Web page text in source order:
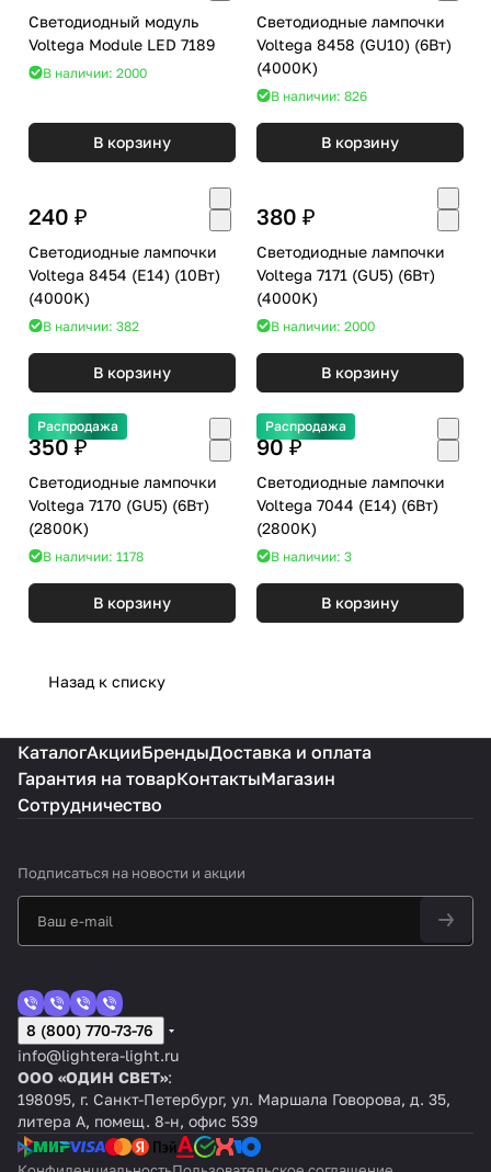
Светодиодный модуль
Voltega Module LED 7189
В наличии: 2000
В корзину
Светодиодные лампочки
Voltega 8458 (GU10) (6Вт)
(4000K)
В наличии: 826
В корзину
240 ₽
Светодиодные лампочки
Voltega 8454 (E14) (10Вт)
(4000K)
В наличии: 382
В корзину
380 ₽
Светодиодные лампочки
Voltega 7171 (GU5) (6Вт)
(4000K)
В наличии: 2000
В корзину
Распродажа
350 ₽
Светодиодные лампочки
Voltega 7170 (GU5) (6Вт)
(2800K)
В наличии: 1178
В корзину
Распродажа
90 ₽
Светодиодные лампочки
Voltega 7044 (E14) (6Вт)
(2800K)
В наличии: 3
В корзину
Назад к списку
КаталогАкцииБрендыДоставка и оплата
Гарантия на товарКонтактыМагазин
Сотрудничество
Подписаться на новости и акции
8 (800) 770-73-76
info@lightera-light.ru
ООО «ОДИН СВЕТ»:
198095, г. Санкт-Петербург, ул. Маршала Говорова, д. 35,
литера А, помещ. 8-н, офис 539